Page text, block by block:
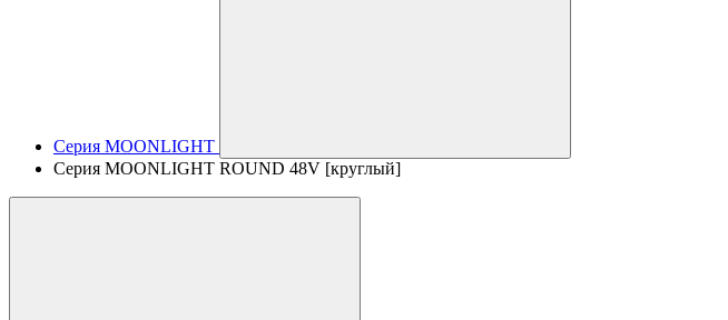
Серия MOONLIGHT
Серия MOONLIGHT ROUND 48V [круглый]